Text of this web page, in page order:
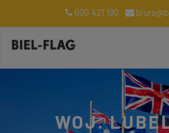
600 421 190
WOJ.